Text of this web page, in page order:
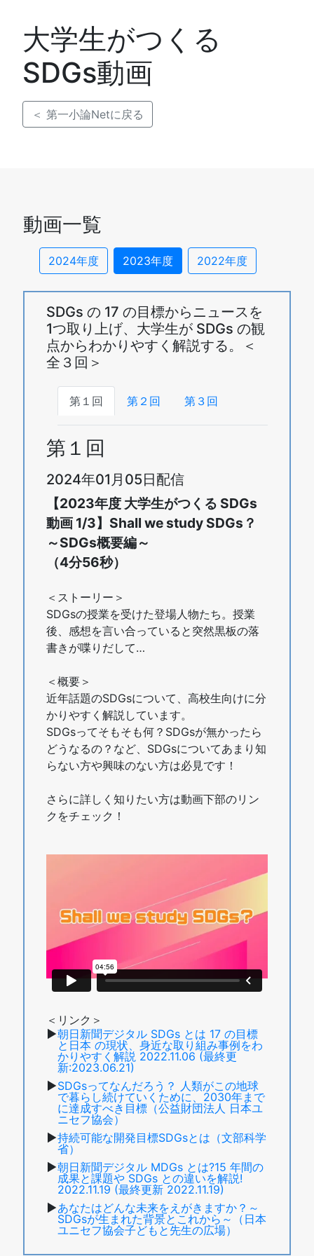
大学生がつくる
SDGs動画
＜ 第一小論Netに戻る
動画一覧
2024年度 2023年度 2022年度
SDGs の 17 の目標からニュースを
1つ取り上げ、大学生が SDGs の観
点からわかりやすく解説する。＜
全３回＞
第１回 第２回 第３回
第１回
2024年01月05日配信
【2023年度 大学生がつくる SDGs
動画 1/3】Shall we study SDGs？
～SDGs概要編～
（4分56秒）
＜ストーリー＞
SDGsの授業を受けた登場人物たち。授業
後、感想を言い合っていると突然黒板の落
書きが喋りだして…
＜概要＞
近年話題のSDGsについて、高校生向けに分
かりやすく解説しています。
SDGsってそもそも何？SDGsが無かったら
どうなるの？など、SDGsについてあまり知
らない方や興味のない方は必見です！
さらに詳しく知りたい方は動画下部のリン
クをチェック！
＜リンク＞
朝日新聞デジタル SDGs とは 17 の目標
と日本 の現状、身近な取り組み事例をわ
かりやすく解説 2022.11.06 (最終更
新:2023.06.21)
SDGsってなんだろう？ 人類がこの地球
で暮らし続けていくために、2030年まで
に達成すべき目標（公益財団法人 日本ユ
ニセフ協会）
持続可能な開発目標SDGsとは（文部科学
省）
朝日新聞デジタル MDGs とは?15 年間の
成果と課題や SDGs との違いを解説!
2022.11.19 (最終更新 2022.11.19)
あなたはどんな未来をえがきますか？～
SDGsが生まれた背景とこれから～（日本
ユニセフ協会子どもと先生の広場）